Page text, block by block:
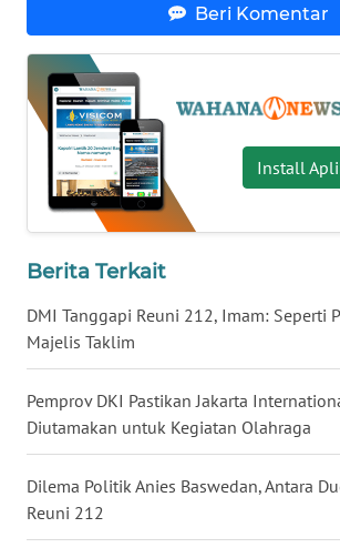
Beri Komentar
Install
Berita Terkait
DMI Tanggapi Reuni 212, Imam: Seperti
Majelis Taklim
Pemprov DKI Pastikan Jakarta
Diutamakan untuk Kegiatan Olahraga
Dilema Politik Anies Baswedan, Antara
Reuni 212
WN
SULBAR
WN
BABEL
WN
WN
SUMSEL
WN
BENGKULU
WN